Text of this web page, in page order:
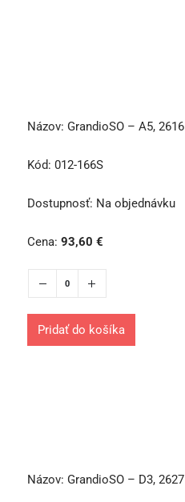
Názov: GrandioSO – A5, 2616
Kód: 012-166S
Dostupnosť: Na objednávku
Cena: 93,60 €
Pridať do košíka
Názov: GrandioSO – D3, 2627